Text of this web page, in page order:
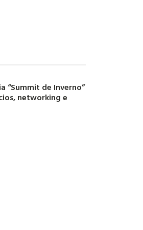
“Summit de Inverno”
networking e